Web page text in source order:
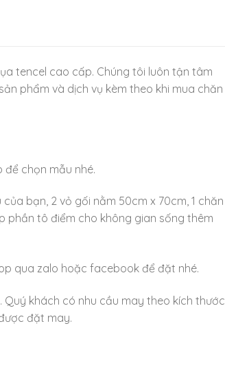
tencel cao cấp. Chúng tôi luôn tận tâm
phẩm và dịch vụ kèm theo khi mua chăn
để chọn mẫu nhé.
bạn, 2 vỏ gối nằm 50cm x 70cm, 1 chăn
phần tô điểm cho không gian sống thêm
qua zalo hoặc facebook để đặt nhé.
khách có nhu cầu may theo kích thước
đặt may.